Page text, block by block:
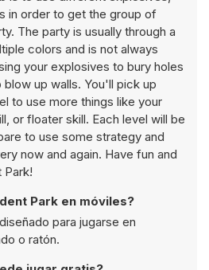
in order to get the group of
The party is usually through a
colors and is not always
your explosives to bury holes
up walls. You'll pick up
to use more things like your
or floater skill. Each level will be
to use some strategy and
now and again. Have fun and
Park!
Park en móviles?
para jugarse en
o ratón.